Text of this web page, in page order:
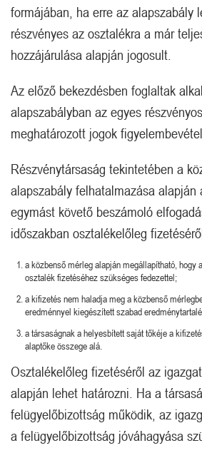
formájában, ha erre az alapszabály
részvényes az osztalékra a már
hozzájárulása alapján jogosult.
Az előző bekezdésben foglaltak
alapszabályban az egyes
meghatározott jogok
Részvénytársaság tekintetében a
alapszabály felhatalmazása alapján
egymást követő beszámoló
időszakban osztalékelőleg
a közbenső mérleg alapján megállapítható, hogy
osztalék fizetéséhez szükséges fedezettel;
a kifizetés nem haladja meg a közbenső
eredménnyel kiegészített szabad
a társaságnak a helyesbített saját tőkéje a
alaptőke összege alá.
Osztalékelőleg fizetéséről az
alapján lehet határozni. Ha a
felügyelőbizottság működik, az
a felügyelőbizottság jóváhagyása